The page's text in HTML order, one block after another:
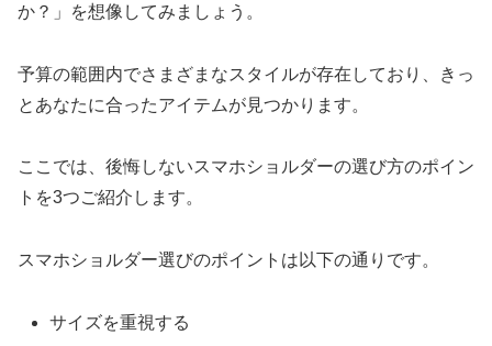
か？」を想像してみましょう。
予算の範囲内でさまざまなスタイルが存在しており、きっ
とあなたに合ったアイテムが見つかります。
ここでは、後悔しないスマホショルダーの選び方のポイン
トを3つご紹介します。
スマホショルダー選びのポイントは以下の通りです。
サイズを重視する